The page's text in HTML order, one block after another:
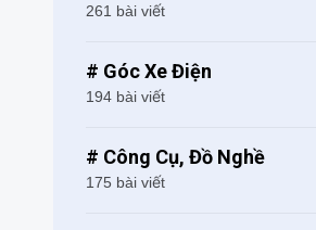
261 bài viết
# Góc Xe Điện
194 bài viết
# Công Cụ, Đồ Nghề
175 bài viết